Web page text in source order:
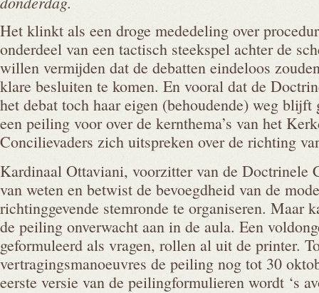
Het klinkt als een droge mededeling over
onderdeel van een tactisch steekspel achter de
willen vermijden dat de debatten eindeloos
klare besluiten te komen. En vooral dat de
het debat toch haar eigen (behoudende) weg
een peiling voor over de kernthema’s van het
Concilievaders zich uitspreken over de richting
Kardinaal Ottaviani, voorzitter van de Doctrinele
van weten en betwist de bevoegdheid van de
richtinggevende stemronde te organiseren. Maar
de peiling onverwacht aan in de aula. Een
geformuleerd als vragen, rollen al uit de printer.
vertragingsmanoeuvres de peiling nog tot 30
eerste versie van de peilingformulieren wordt ‘s